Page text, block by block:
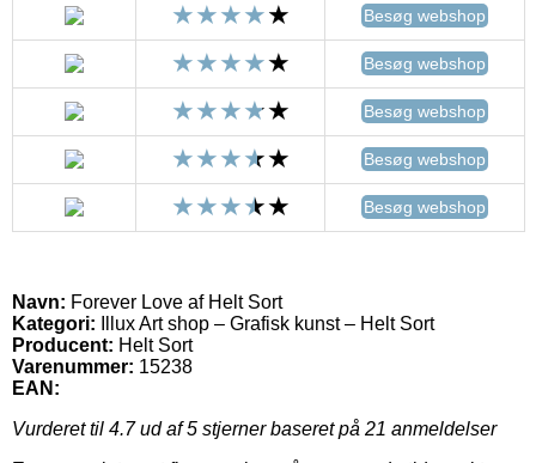
Besøg webshop
Besøg webshop
Besøg webshop
Besøg webshop
Besøg webshop
Navn: Forever Love af Helt Sort
Kategori: Illux Art shop – Grafisk kunst – Helt Sort
Producent: Helt Sort
Varenummer: 15238
EAN:
Vurderet til 4.7ud af 5 stjerner baseret på 21 anmeldelser